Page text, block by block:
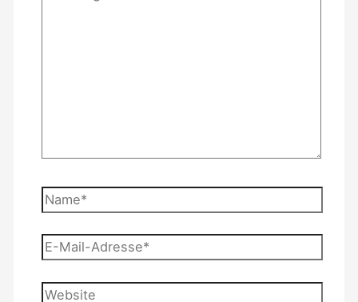
Name*
E-
Mail-
Adresse*
Website